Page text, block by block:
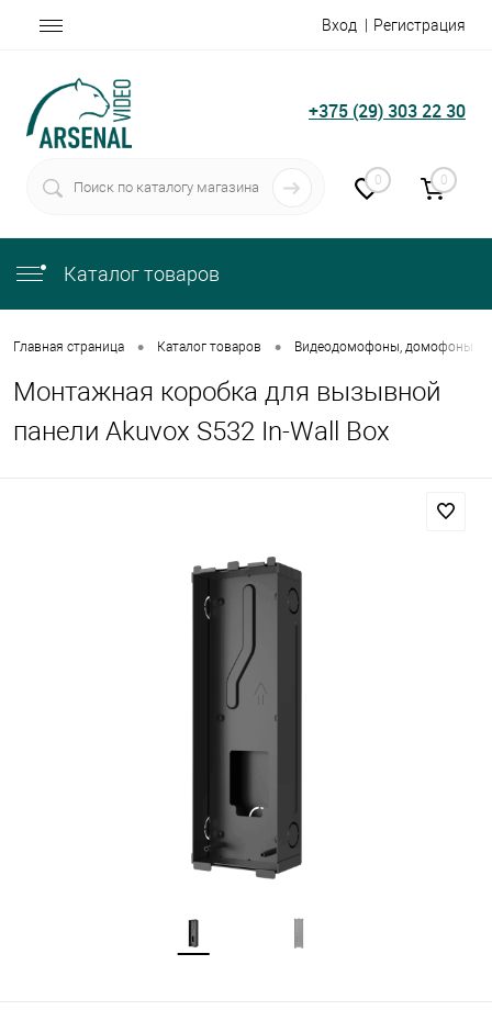
Вход Регистрация
+375 (29) 303 22 30
0 0
Каталог товаров
Главная страница • Каталог товаров • Видеодомофоны, домофоны
Монтажная коробка для вызывной
панели Akuvox S532 In-Wall Box